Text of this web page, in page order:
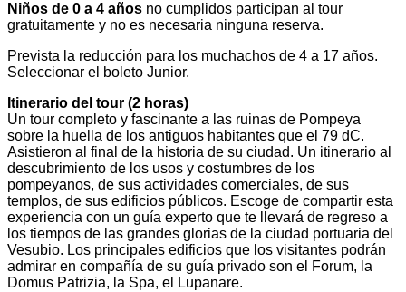
Niños de 0 a 4 años no cumplidos participan al tour
gratuitamente y no es necesaria ninguna reserva.
Prevista la reducción para los muchachos de 4 a 17 años.
Seleccionar el boleto Junior.
Itinerario del tour (2 horas)
Un tour completo y fascinante a las ruinas de Pompeya
sobre la huella de los antiguos habitantes que el 79 dC.
Asistieron al final de la historia de su ciudad. Un itinerario al
descubrimiento de los usos y costumbres de los
pompeyanos, de sus actividades comerciales, de sus
templos, de sus edificios públicos. Escoge de compartir esta
experiencia con un guía experto que te llevará de regreso a
los tiempos de las grandes glorias de la ciudad portuaria del
Vesubio. Los principales edificios que los visitantes podrán
admirar en compañía de su guía privado son el Forum, la
Domus Patrizia, la Spa, el Lupanare.